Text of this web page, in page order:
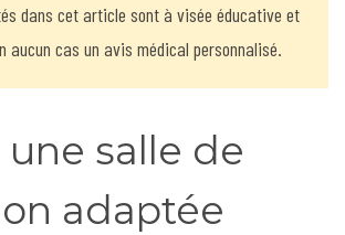
dans cet article sont à visée éducative et
aucun cas un avis médical personnalisé.
une salle de
adaptée